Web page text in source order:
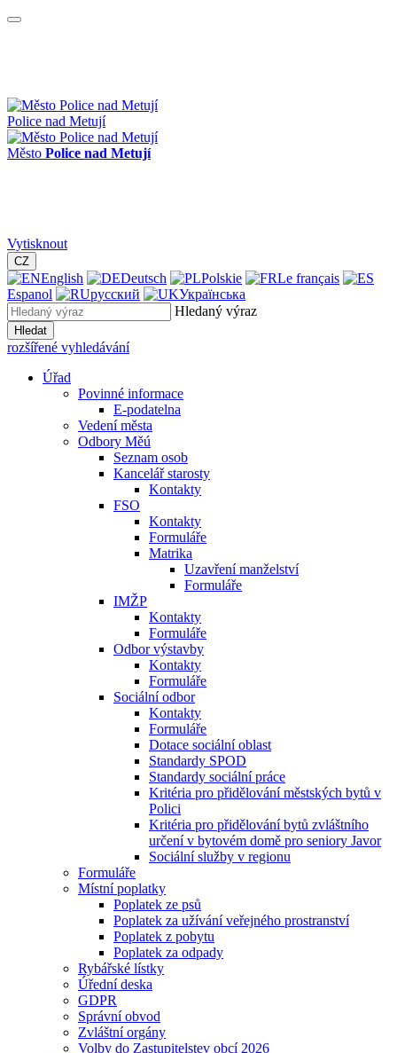
Police nad Metují
Město Police nad Metují
Vytisknout
CZ
English Deutsch Polskie
Le français
Espanol
русский
Українська
Hledaný výraz
Hledat
rozšířené vyhledávání
Úřad
Povinné informace
E-podatelna
Vedení města
Odbory Měú
Seznam osob
Kancelář starosty
Kontakty
FSO
Kontakty
Formuláře
Matrika
Uzavření manželství
Formuláře
IMŽP
Kontakty
Formuláře
Odbor výstavby
Kontakty
Formuláře
Sociální odbor
Kontakty
Formuláře
Dotace sociální oblast
Standardy SPOD
Standardy sociální práce
Kritéria pro přidělování městských bytů v
Polici
Kritéria pro přidělování bytů zvláštního
určení v bytovém domě pro seniory Javor
Sociální služby v regionu
Formuláře
Místní poplatky
Poplatek ze psů
Poplatek za užívání veřejného prostranství
Poplatek z pobytu
Poplatek za odpady
Rybářské lístky
Úřední deska
GDPR
Správní obvod
Zvláštní orgány
Volby do Zastupitelstev obcí 2026